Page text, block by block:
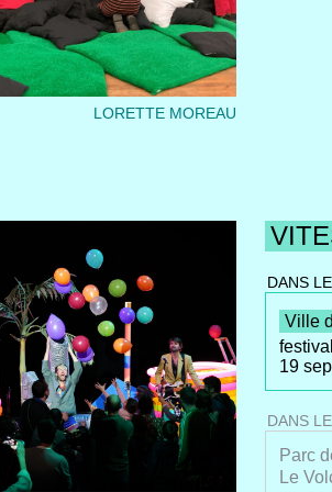
LORETTE MOREAU
DANS
Ville
19
DANS
Parc
Le